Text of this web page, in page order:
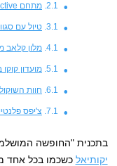
מתחם Creactive
טיול עם
מלון קלאב
מועדון קוקו
חוות
צ'יפס
בתכנית "החופשה
יקותיאל